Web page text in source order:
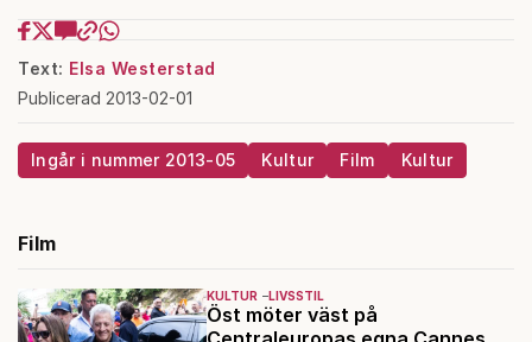
Text: Elsa Westerstad
Publicerad 2013-02-01
Ingår i nummer 2013-05 Kultur Film Kultur
Film
KULTUR LIVSSTIL
Öst möter väst på